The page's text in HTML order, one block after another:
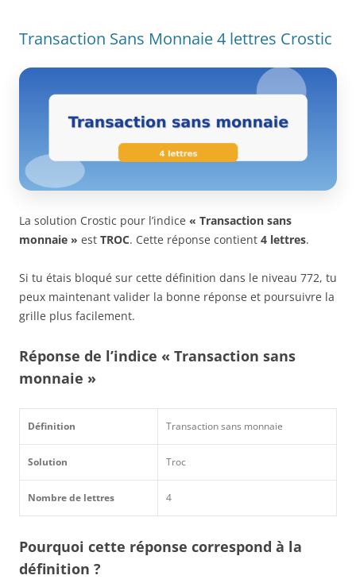
Transaction Sans Monnaie 4 lettres Crostic
La solution Crostic pour l’indice « Transaction sans
monnaie » est TROC. Cette réponse contient 4 lettres.
Si tu étais bloqué sur cette définition dans le niveau 772, tu
peux maintenant valider la bonne réponse et poursuivre la
grille plus facilement.
Réponse de l’indice « Transaction sans
monnaie »
Définition Transaction sans monnaie
Solution Troc
Nombre de lettres 4
Pourquoi cette réponse correspond à la
définition ?